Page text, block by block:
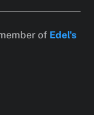
of Edel's